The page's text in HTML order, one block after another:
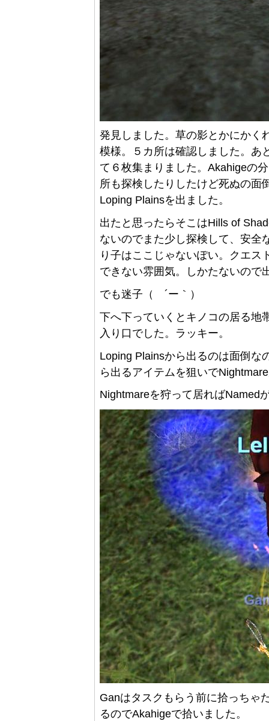
発見しました。草の影とかにかく
模様。５カ所は確認しました。あ
て６枚集まりました。Akahigeの
所も探検したりしたけど死ぬの面
Loping Plainsを出ました。
出たと思ったらそこはHills of
ないのでまた少し探検して、安全
り子はここじゃないぽい。クエス
できない雰囲気。しかたないので
でも迷子（ ´ー｀）
下へ下っていくとキノコの居る地
入り口でした。ラッキー。
Loping Plainsから出るのは面倒な
ら出るアイテムを狙いで
Nightmareを狩って居ればNamed
Ganはタスクもらう前に拾っちゃ
るのでAkahigeで拾いました。